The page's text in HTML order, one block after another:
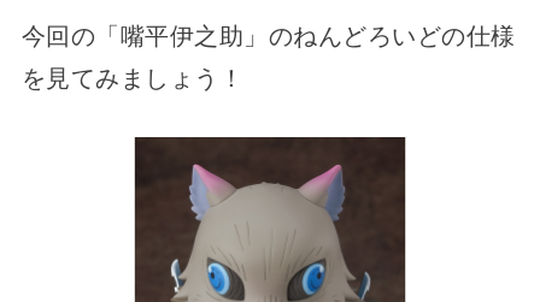
今回の「嘴平伊之助」のねんどろいどの仕様
を見てみましょう！